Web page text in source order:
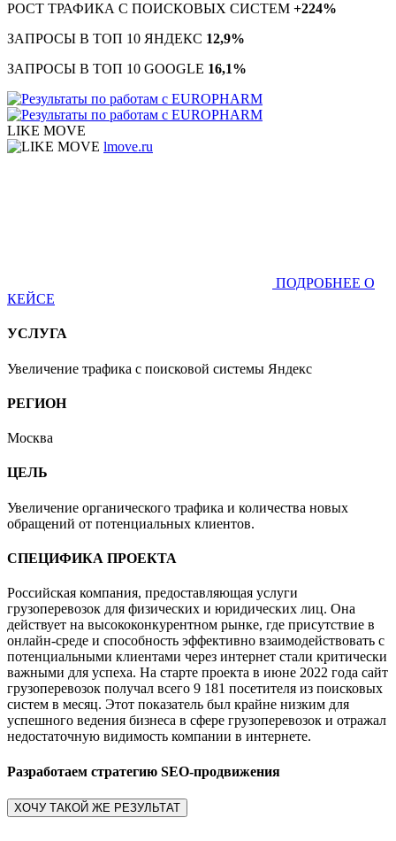
РОСТ ТРАФИКА С ПОИСКОВЫХ СИСТЕМ +224%
ЗАПРОСЫ В ТОП 10 ЯНДЕКС 12,9%
ЗАПРОСЫ В ТОП 10 GOOGLE 16,1%
LIKE MOVE
lmove.ru
ПОДРОБНЕЕ О
КЕЙСЕ
УСЛУГА
Увеличение трафика с поисковой системы Яндекс
РЕГИОН
Москва
ЦЕЛЬ
Увеличение органического трафика и количества новых
обращений от потенциальных клиентов.
СПЕЦИФИКА ПРОЕКТА
Российская компания, предоставляющая услуги
грузоперевозок для физических и юридических лиц. Она
действует на высококонкурентном рынке, где присутствие в
онлайн-среде и способность эффективно взаимодействовать с
потенциальными клиентами через интернет стали критически
важными для успеха. На старте проекта в июне 2022 года сайт
грузоперевозок получал всего 9 181 посетителя из поисковых
систем в месяц. Этот показатель был крайне низким для
успешного ведения бизнеса в сфере грузоперевозок и отражал
недостаточную видимость компании в интернете.
Разработаем стратегию SEO-продвижения
ХОЧУ ТАКОЙ ЖЕ РЕЗУЛЬТАТ